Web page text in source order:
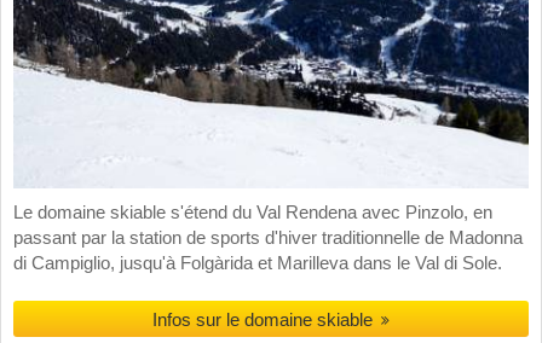
Le domaine skiable s'étend du Val Rendena avec Pinzolo, en
passant par la station de sports d'hiver traditionnelle de Madonna
di Campiglio, jusqu'à Folgàrida et Marilleva dans le Val di Sole.
Infos sur le domaine skiable